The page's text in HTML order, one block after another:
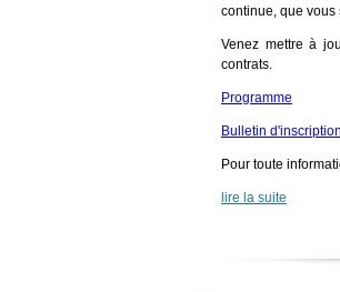
continue, que
Venez mettre à
contrats.
Programme
Bulletin d'inscription
Pour toute
lire la suite